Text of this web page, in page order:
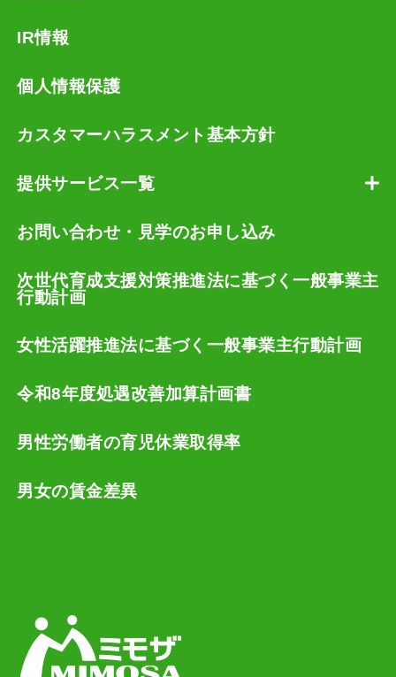
IR情報
個人情報保護
カスタマーハラスメント基本方針
提供サービス一覧
お問い合わせ・見学のお申し込み
次世代育成支援対策推進法に基づく一般事業主
行動計画
女性活躍推進法に基づく一般事業主行動計画
令和8年度処遇改善加算計画書
男性労働者の育児休業取得率
男女の賃金差異